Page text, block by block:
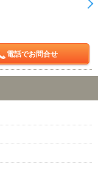
電話でお問合せ